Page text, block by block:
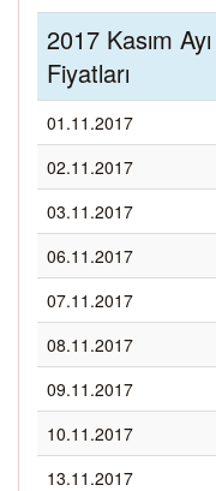
2017 Kasım
Fiyatları
01.11.2017
02.11.2017
03.11.2017
06.11.2017
07.11.2017
08.11.2017
09.11.2017
10.11.2017
13.11.2017